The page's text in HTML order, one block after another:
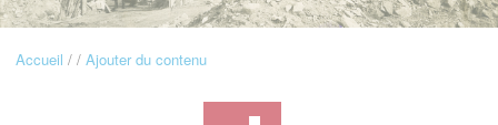
FilAccueil Ajouter du contenu